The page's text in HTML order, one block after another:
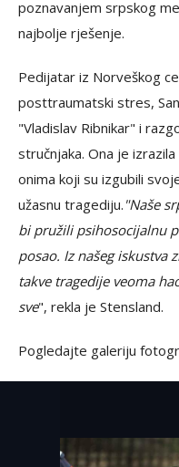
poznavanjem srpskog
najbolje rješenje.
Pedijatar iz Norveškog
posttraumatski stres,
"Vladislav Ribnikar" i
stručnjaka. Ona je
onima koji su izgubili
užasnu tragediju. "Naše
bi pružili psihosocijalnu
posao. Iz našeg iskustva
takve tragedije veoma
sve", rekla je Stensland.
Pogledajte galeriju